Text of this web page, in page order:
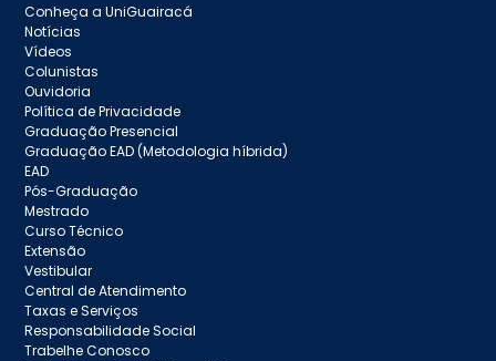
Conheça a UniGuairacá
Notícias
Vídeos
Colunistas
Ouvidoria
Política de Privacidade
Graduação Presencial
Graduação EAD (Metodologia híbrida)
EAD
Pós-Graduação
Mestrado
Curso Técnico
Extensão
Vestibular
Central de Atendimento
Taxas e Serviços
Responsabilidade Social
Trabelhe Conosco